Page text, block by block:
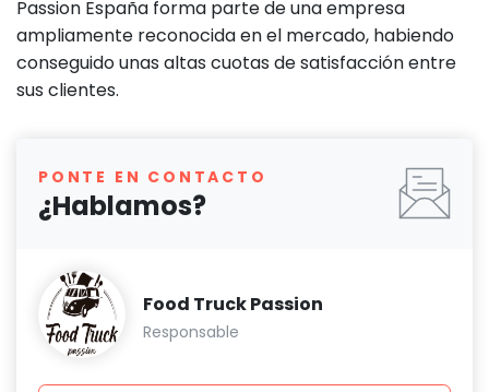
Passion España forma parte de una empresa
ampliamente reconocida en el mercado, habiendo
conseguido unas altas cuotas de satisfacción entre
sus clientes.
PONTE EN CONTACTO
¿Hablamos?
Food Truck Passion
Responsable